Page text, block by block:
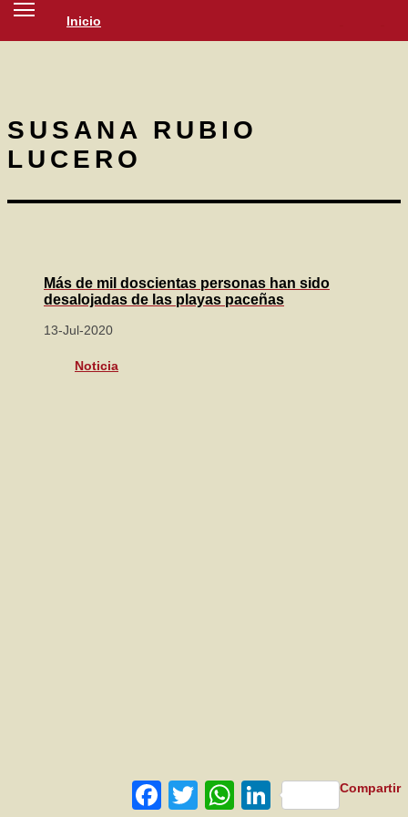
Inicio
SOCIEDAD
SUSANA RUBIO
LUCERO
Más de mil doscientas personas han sido
desalojadas de las playas paceñas
13-Jul-2020
Noticia
Facebook
Twitter WhatsAppLinkedIn Compartir